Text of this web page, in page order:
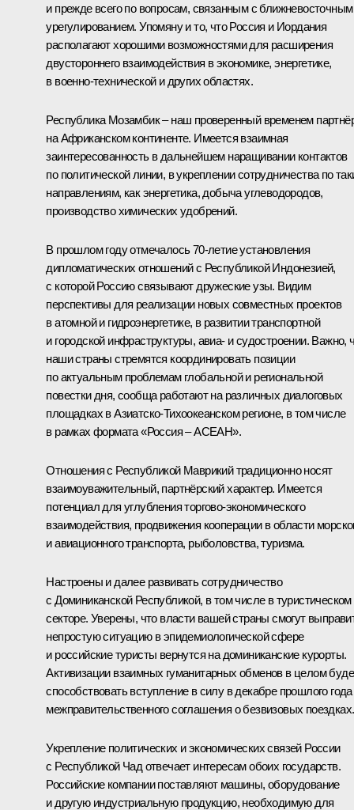
и прежде всего по вопросам, связанным с ближневосточным
урегулированием. Упомяну и то, что Россия и Иордания
располагают хорошими возможностями для расширения
двустороннего взаимодействия в экономике, энергетике,
в военно-технической и других областях.
Республика Мозамбик – наш проверенный временем
на Африканском континенте. Имеется взаимная
заинтересованность в дальнейшем наращивании контактов
по политической линии, в укреплении сотрудничества по
направлениям, как энергетика, добыча углеводородов,
производство химических удобрений.
В прошлом году отмечалось 70-летие установления
дипломатических отношений с Республикой Индонезией,
с которой Россию связывают дружеские узы. Видим
перспективы для реализации новых совместных проектов
в атомной и гидроэнергетике, в развитии транспортной
и городской инфраструктуры, авиа- и судостроении. Важно,
наши страны стремятся координировать позиции
по актуальным проблемам глобальной и региональной
повестки дня, сообща работают на различных диалоговых
площадках в Азиатско-Тихоокеанском регионе, в том числе
в рамках формата «Россия – АСЕАН».
Отношения с Республикой Маврикий традиционно носят
взаимоуважительный, партнёрский характер. Имеется
потенциал для углубления торгово-экономического
взаимодействия, продвижения кооперации в области
и авиационного транспорта, рыболовства, туризма.
Настроены и далее развивать сотрудничество
с Доминиканской Республикой, в том числе в туристическом
секторе. Уверены, что власти вашей страны смогут
непростую ситуацию в эпидемиологической сфере
и российские туристы вернутся на доминиканские курорты.
Активизации взаимных гуманитарных обменов в целом
способствовать вступление в силу в декабре прошлого года
межправительственного соглашения о безвизовых поездках.
Укрепление политических и экономических связей России
с Республикой Чад отвечает интересам обоих государств.
Российские компании поставляют машины, оборудование
и другую индустриальную продукцию, необходимую для